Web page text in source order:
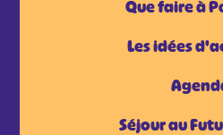
Que faire à
Les idées
Séjour au